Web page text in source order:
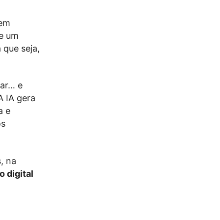
um
seja,
e
IA gera
e
na
digital